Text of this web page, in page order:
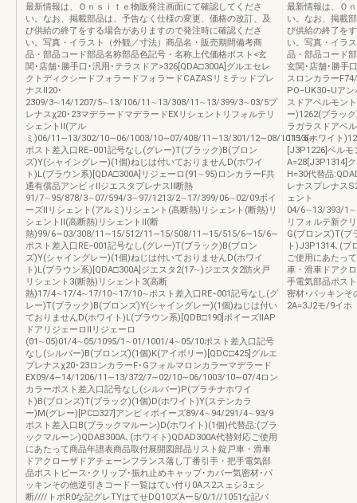
最新情報は、Ｏｎｓｉｔｅ物販発注画面にて確認してくださ
い。なお、掲載部品は、予告なく仕様の変更、価格の改訂、及
び供給の終了をする場合がありますので発注時に確認くださ
い。写真・イラスト（外観／寸法）商品名・販売期間備考商
品・部品コード部品名称部品色記号・名称上代価格ポスト<玄
関･店舗･勝手口･汎用･テラスドア>326[QDA□300A]グルエセレ
クトディクシードフォラードフォラードCAZASリミテッドプレ
ナスⅡ20･
2309/3∼14/1207/5∼13/106/11∼13/308/11∼13/399/3∼03/5プ
レナスχ20･23マデラードマデラードEXリシェントリフォルテリ
シェントⅡ(アル
ミ)06/11∼13/302/10∼06/1003/10∼07/408/11∼13/301/12∼08/1015/6∼
ポスト差入口RE−001記号なし(グレー)T(ブラック)B(ブロン
ズ)Y(シャイングレー)(1個)ねじは付いておりませんD(ホワイ
ト)L(ブラウン系)[QDA□300A]リジェーロ(91∼95)ロンカラーF共
通有償品アンビィⅡジエスタプレナスⅡ断熱
91/7∼95/878/3∼07/594/3∼97/1213/2∼17/399/06∼02/09ボイ
ーズⅡリシェント(アルミ)リシェント(高断熱)リシェント(断熱)リ
シェントⅡ(高断熱)リシェントⅡ(断
熱)99/6∼03/308/11∼15/512/11∼15/508/11∼15/515/6∼15/6∼
ポスト差入口RE−001記号なし(グレー)T(ブラック)B(ブロン
ズ)Y(シャイングレー)(1個)ねじは付いておりませんD(ホワイ
ト)L(ブラウン系)[QDA□300A]ジエスタ2(17∼)ジエスタ2防火戸
リシェント3(断熱)リシェント3(高断
熱)17/4∼17/4∼17/10∼17/10∼ポスト差入口RE−001記号なし(グ
レー)T(ブラック)B(ブロンズ)Y(シャイングレー)(1個)ねじは付い
ておりませんD(ホワイト)L(ブラウン系)[QDB□190]ボイーズⅡAP
ドアリジェーロⅡリジェーロ
(01∼05)01/4∼05/1095/1∼01/1001/4∼05/10ポスト差入口記号
なし(シルバー)B(ブロンズ)(1個)K(アイボリー)[QDC□425]グルエ
プレナスχ20･23ロンカラーF･Gフォルマロンカラーマデラード
EX09/4∼14/1206/11∼13/372/7∼02/10∼06/1003/10∼07/4ロン
カラーポスト差入口記号なし(シルバー)P(プラチナホワイ
ト)B(ブロンズ)T(ブラック)(1個)D(ホワイト)Y(ステンカラ
ー)M(グレー)[PC□327]アンビィボイーズ89/4∼94/291/4∼93/9
ポスト差入口B(ブラックマルーン)D(ホワイト)(1個)代替品:(ブラ
ックマルーン)QDAB300A､(ホワイト)QDAD300A代替対応ご使用
にあたって商品年譜表商品取付展開図部品リスト錠戸車・滑車
ドアクローザドアチェーンフランス落し丁番引手・把手電気部
品ポストピース･クリップ･振れ止めキャップ･カバー気密材･パ
ッキンその他逆引きコード一覧はてい付り0Aス2スェシ3ェシ
断////トポR0な記グレTYはてせDQ10ズAー5/0/1//1051な記バ
最新情報は、Ｏ
い。なお、掲載
び供給の終了を
い。写真・イラ
品・部品コード
玄関･店舗･勝手
スロンカラー
PO−UK30−Uア
スドアベルモン
ー)1262(ブラッ
ラガラスドアベ
1113(ホワイト
[J3P1226]ベル
A=28[J3P1314]
H=30代替品
レナスプレナス
ェント
04/6∼13/393/
リフォルテ新ク
G(ブロンズ)T(ブ
ト)J3P1314､(ブ
ご使用にあたっ
車・滑車ドアク
手電気部品ポス
密材･パッキンそ
2A=3J2モ/9イホ